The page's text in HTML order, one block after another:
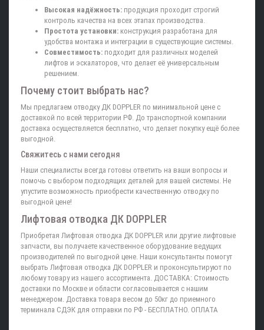
Высокая надёжность: продукция проходит строгий
контроль качества на всех этапах производства.
Простота установки: конструкция разработана для
удобства монтажа и интеграции в существующие системы.
Совместимость: подходит для различных моделей
лифтов и эскалаторов, что делает её универсальным
решением.
Почему стоит выбрать нас?
Мы предлагаем отводку ДК DOPPLER по минимальной цене с
доставкой по всей территории РФ. До транспортной компании
доставка осуществляется бесплатно, что делает покупку ещё более
выгодной.
Свяжитесь с нами сегодня
Наши специалисты всегда готовы ответить на ваши вопросы и
помочь с выбором подходящих деталей для вашей системы. Не
упустите возможность приобрести качественную отводку по
выгодной цене!
Лифтовая отводка ДК DOPPLER
Приобретая Лифтовая отводка ДК DOPPLER или другие лифтовые
запчасти, вы получаете качественное оборудование ведущих
производителей по выгодной цене. Наши консультанты помогут
выбрать Лифтовая отводка ДК DOPPLER и проконсультируют по
любому товару из нашего ассортимента. ДОСТАВКА: Стоимость
доставки по Москве и области согласовывается с нашим
менеджером. Доставка товара весом до 50кг до приемного
терминала СДЭК для отправки по РФ - БЕСПЛАТНО. ОПЛАТА